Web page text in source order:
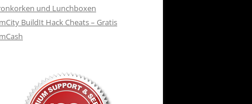
und Lunchboxen
BuildIt Hack Cheats – Gratis